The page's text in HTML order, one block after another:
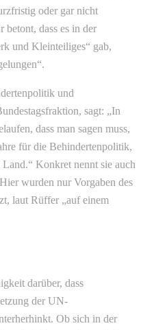
oder gar nicht
dass es in der
und Kleinteiliges“ gab,
und
sagt: „In
dass man sagen muss,
für die Behindertenpolitik,
Konkret nennt sie auch
wurden nur Vorgaben des
laut Rüffer „auf einem
darüber, dass
der UN-
Ob sich in der